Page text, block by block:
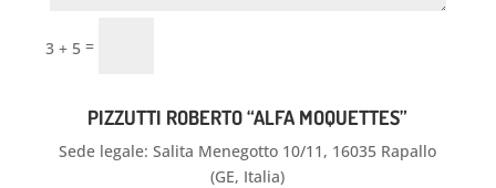
3 + 5 =
PIZZUTTI ROBERTO “ALFA MOQUETTES”
Sede legale: Salita Menegotto 10/11, 16035 Rapallo
(GE, Italia)